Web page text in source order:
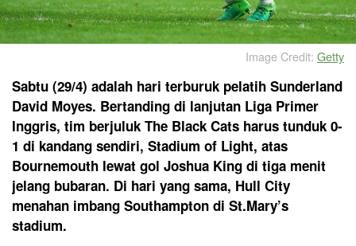
Image Credit: Getty
Sabtu (29/4) adalah hari terburuk pelatih Sunderland
David Moyes. Bertanding di lanjutan Liga Primer
Inggris, tim berjuluk The Black Cats harus tunduk 0-
1 di kandang sendiri, Stadium of Light, atas
Bournemouth lewat gol Joshua King di tiga menit
jelang bubaran. Di hari yang sama, Hull City
menahan imbang Southampton di St.Mary’s
stadium.